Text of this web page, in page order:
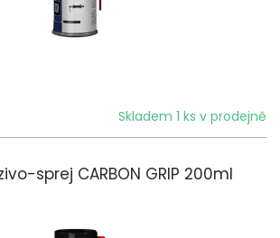
Skladem 1 ks v prodejně
sprej CARBON GRIP 200ml